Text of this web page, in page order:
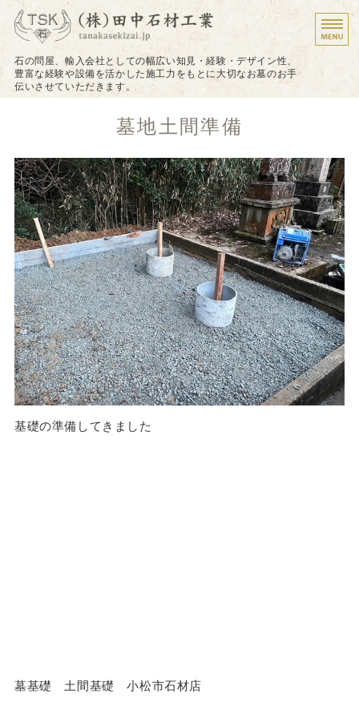
墓石のことなら株式
石の問屋、輸入会社としての幅広い知見・経験・デザイン性、
豊富な経験や設備を活かした施工力をもとに大切なお墓のお手
伝いさせていただきます。
施工実績
戒名（法名）の追加彫り
お問い合わせ
墓地土間準備
基礎の準備してきました
墓基礎 土間基礎 小松市石材店